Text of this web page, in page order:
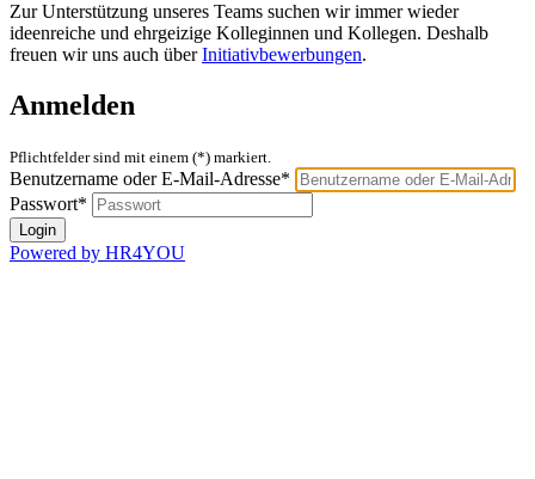
Zur Unterstützung unseres Teams suchen wir immer wieder
ideenreiche und ehrgeizige Kolleginnen und Kollegen. Deshalb
freuen wir uns auch überInitiativbewerbungen.
Anmelden
Pflichtfelder sind mit einem (*) markiert.
Benutzername oder E-Mail-Adresse*
Passwort*
Powered by HR4YOU